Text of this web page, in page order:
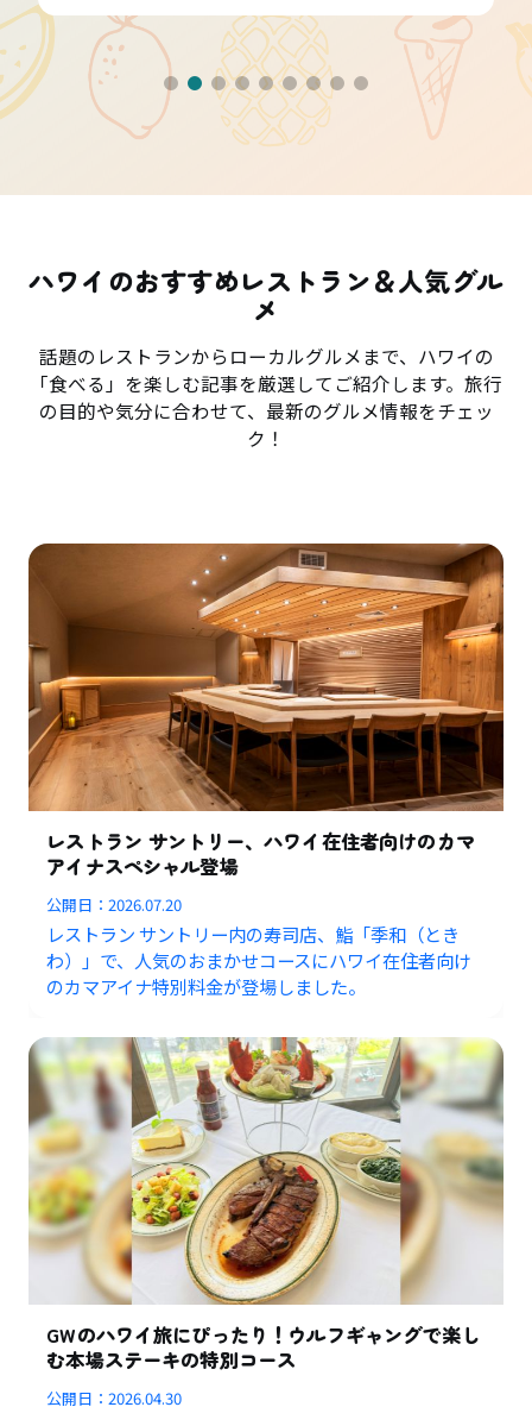
ハワイのおすすめレストラン＆人気グル
メ
話題のレストランからローカルグルメまで、ハワイの
「食べる」を楽しむ記事を厳選してご紹介します。旅行
の目的や気分に合わせて、最新のグルメ情報をチェッ
ク！
レストラン サントリー、ハワイ在住者向けのカマ
アイナスペシャル登場
公開日：2026.07.20
レストラン サントリー内の寿司店、鮨「季和（とき
わ）」で、人気のおまかせコースにハワイ在住者向け
のカマアイナ特別料金が登場しました。
GWのハワイ旅にぴったり！ウルフギャングで楽し
む本場ステーキの特別コース
公開日：2026.04.30